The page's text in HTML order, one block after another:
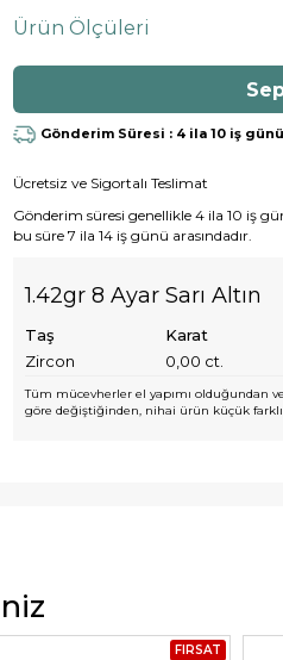
Ürün Ölçüleri
Gönderim Süresi : 4 ila 10 iş
Ücretsiz ve Sigortalı Teslimat
Gönderim süresi genellikle 4 ila 10 iş
bu süre 7 ila 14 iş günü arasındadır.
1.42gr 8 Ayar Sarı Altın
Taş Karat
Zircon
0,00 ct.
Tüm mücevherler el yapımı olduğundan
göre değiştiğinden, nihai ürün küçük
FIRSAT